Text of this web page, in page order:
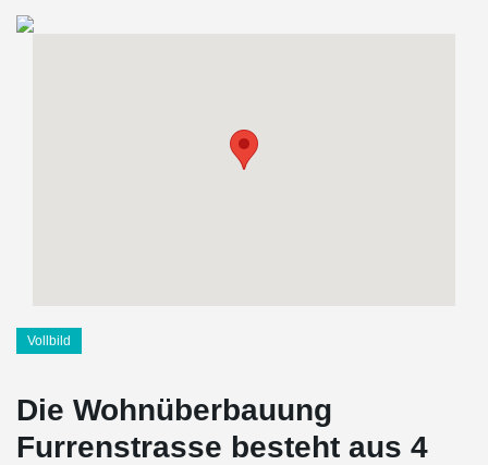
Vollbild
Die Wohnüberbauung
Furrenstrasse besteht aus 4